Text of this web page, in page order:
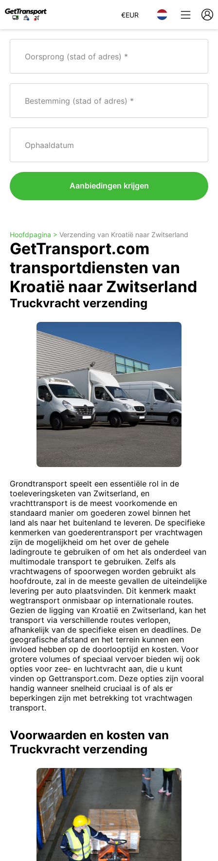
€EUR
Oorsprong (stad of adres)
Bestemming (stad of adres)
Ophaaldatum
Aanbiedingen krijgen
Hoofdpagina > Verzending van Kroatië naar Zwitserland
GetTransport.com
transportdiensten van
Kroatië naar Zwitserland
Truckvracht verzending
Grondtransport speelt een essentiële rol in de
toeleveringsketen van Zwitserland, en
vrachttransport is de meest voorkomende en
standaard manier om goederen zowel binnen het
land als naar het buitenland te leveren. De specifieke
kenmerken van goederentransport per vrachtwagen
zijn de mogelijkheid om het over de gehele
ladingroute te gebruiken of om het als onderdeel van
multimodale transport te gebruiken. Zelfs als
vrachtwagens of spoorwegen worden gebruikt als
hoofdroute, zal in de meeste gevallen de uiteindelijke
levering per auto plaatsvinden. Dit kenmerk maakt
wegtransport onmisbaar op internationale routes.
Gezien de ligging van Kroatië en Zwitserland, kan het
transport via verschillende routes verlopen,
afhankelijk van de specifieke eisen en deadlines. De
geografische afstand en het terrein kunnen een
invloed hebben op de doorlooptijd en kosten. Voor
grotere volumes of speciaal vervoer bieden wij ook
opties voor zee- en luchtvracht aan, die u kunt
vinden op Gettransport.com. Deze opties zijn vooral
handig wanneer snelheid cruciaal is of als er
beperkingen zijn met betrekking tot vrachtwagen
transport.
Voorwaarden en kosten van
Truckvracht verzending